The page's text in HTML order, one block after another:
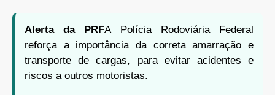
Alerta da PRFA Polícia Rodoviária Federal
reforça a importância da correta amarração e
transporte de cargas, para evitar acidentes e
riscos a outros motoristas.